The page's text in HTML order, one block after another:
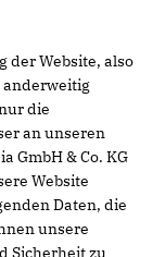
der Website, also
anderweitig
die
an unseren
GmbH & Co. KG
Website
Daten, die
unsere
Sicherheit zu